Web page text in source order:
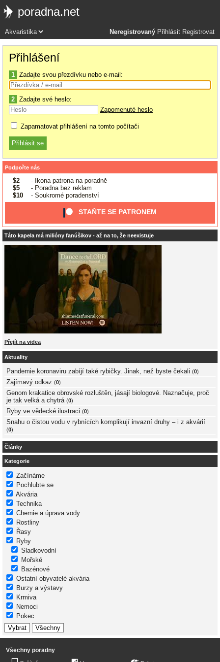
poradna.net
Neregistrovaný Přihlásit Registrovat
Přihlášení
1 Zadajte svou přezdívku nebo e-mail:
2 Zadajte své heslo:
Zapomenuté heslo
Zapamatovat přihlášení na tomto počítači
Podpořte nás
$2
- Ikona patrona na poradně
$5
- Poradna bez reklam
$10
- Soukromé poradenství
STAŇTE SE PATRONEM
Táto kapela má milióny fanúšikov - až na to, že neexistuje
Přejít na videa
Aktuality
Pandemie koronaviru zabíjí také rybičky. Jinak, než byste čekali (0)
Zajímavý odkaz (0)
Genom krakatice obrovské rozluštěn, jásají biologové. Naznačuje, proč
je tak velká a chytrá (0)
Ryby ve vědecké ilustraci (0)
Snahu o čistou vodu v rybnících komplikují invazní druhy – i z akvárií
(0)
Články
Kategorie
Začínáme
Pochlubte se
Akvária
Technika
Chemie a úprava vody
Rostliny
Řasy
Ryby
Sladkovodní
Mořské
Bazénové
Ostatní obyvatelé akvária
Burzy a výstavy
Krmiva
Nemoci
Pokec
Všechny poradny